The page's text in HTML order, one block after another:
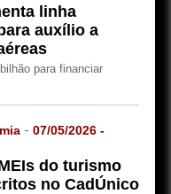
linha
auxílio a
para financiar
-07/05/2026 -
do turismo
no CadÚnico